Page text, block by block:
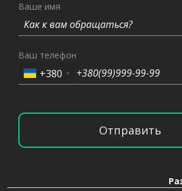
Ваше имя
Ваш телефон
+380
Отправить